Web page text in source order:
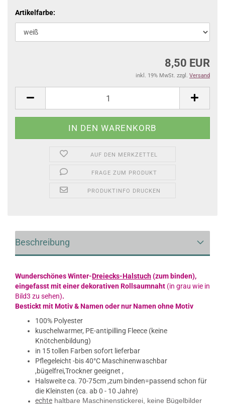
Artikelfarbe:
8,50 EUR
inkl. 19% MwSt. zzgl. Versand
AUF DEN MERKZETTEL
FRAGE ZUM PRODUKT
PRODUKTINFO DRUCKEN
Beschreibung
Wunderschönes Winter-Dreiecks-Halstuch(zum binden),
eingefasst mit einer dekorativen Rollsaumnaht (in grau wie in
Bild3 zu sehen).
Bestickt mit Motiv & Namen oder nur Namen ohne Motiv
100% Polyester
kuschelwarmer, PE-antipilling Fleece (keine
Knötchenbildung)
in 15 tollen Farben sofort lieferbar
Pflegeleicht -bis 40°C Maschinenwaschbar
,bügelfrei,Trockner geeignet ,
Halsweite ca. 70-75cm ,zum binden=passend schon für
die Kleinsten (ca. ab 0 - 10 Jahre)
echte haltbare Maschinenstickerei,​ keine Bügelbilder